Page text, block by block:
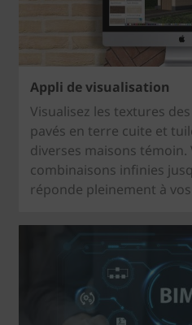
Appli de visualisation
Visualisez les textures
pavés en terre cuite et
diverses maisons
combinaisons infinies
réponde pleinement à